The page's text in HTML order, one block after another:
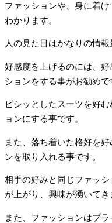
ファッションや、身に着
わかります。
人の見た目はかなりの情報
好感度を上げるのには、
ションをする事がお勧めで
ピシッとしたスーツを好
ョンにする事です。
また、落ち着いた格好を
ンを取り入れる事です。
相手の好みと同じファッ
が上がり、興味が湧いてき
また、ファッションはプ